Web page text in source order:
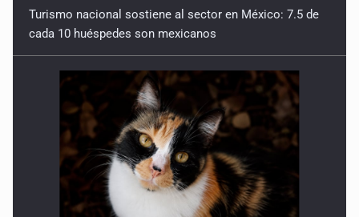
cada 10 huéspedes son mexicanos